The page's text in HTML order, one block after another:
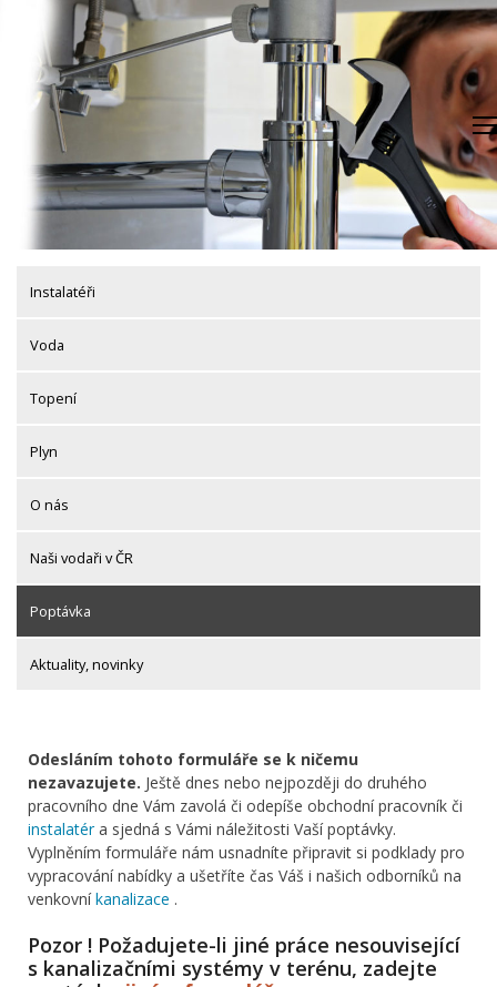
content
Instalatéři
Voda
Topení
Plyn
O nás
Naši vodaři v ČR
Poptávka
Aktuality, novinky
Odesláním tohoto formuláře se k ničemu
nezavazujete. Ještě dnes nebo nejpozději do druhého
pracovního dne Vám zavolá či odepíše obchodní pracovník či
instalatéra sjedná s Vámi náležitosti Vaší poptávky.
Vyplněním formuláře nám usnadníte připravit si podklady pro
vypracování nabídky a ušetříte čas Váš i našich odborníků na
venkovníkanalizace .
Pozor ! Požadujete-li jiné práce nesouvisející
s kanalizačními systémy v terénu, zadejte